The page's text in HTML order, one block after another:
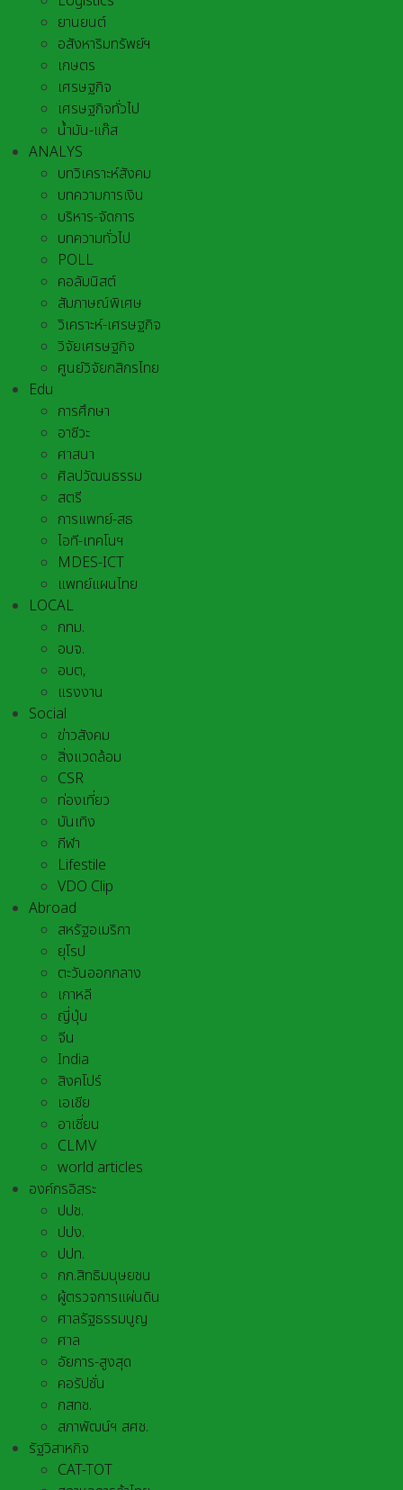
ยานยนต์
อสังหาริมทรัพย์ฯ
เกษตร
เศรษฐกิจ
เศรษฐกิจทั่วไป
น้ำมัน-แก๊ส
ANALYS
บทวิเคราะห์สังคม
บทความการเงิน
บริหาร-จัดการ
บทความทั่วไป
POLL
คอลัมนิสต์
สัมภาษณ์พิเศษ
วิเคราะห์-เศรษฐกิจ
วิจัยเศรษฐกิจ
ศูนย์วิจัยกสิกรไทย
Edu
การศึกษา
อาชีวะ
ศาสนา
ศิลปวัฒนธรรม
สตรี
การแพทย์-สธ
ไอที-เทคโนฯ
MDES-ICT
แพทย์แผนไทย
LOCAL
กทม.
อบจ.
อบต,
แรงงาน
Social
ข่าวสังคม
สิ่งแวดล้อม
CSR
ท่องเที่ยว
บันเทิง
กีฬา
Lifestile
VDO Clip
Abroad
สหรัฐอเมริกา
ยุโรป
ตะวันออกกลาง
เกาหลี
ญี่ปุ่น
จีน
India
สิงคโปร์
เอเชีย
อาเชี่ยน
CLMV
world articles
องค์กรอิสระ
ปปช.
ปปง.
ปปท.
กก.สิทธิมนุษยชน
ผู้ตรวจการแผ่นดิน
ศาลรัฐธรรมนูญ
ศาล
อัยการ-สูงสุด
คอรัปชั่น
กสทช.
สภาพัฒน์ฯ สศช.
รัฐวิสาหกิจ
CAT-TOT